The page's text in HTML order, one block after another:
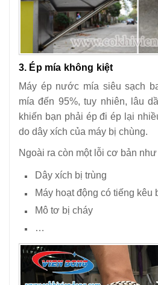
3. Ép mía không kiệt
Máy ép nước mía siêu sạch
mía đến 95%, tuy nhiên, lâu
khiến bạn phải ép đi ép lại
do dây xích của máy bị chùng.
Ngoài ra còn một lỗi cơ bản như
Dây xích bị trùng
Máy hoạt động có tiếng kêu
Mô tơ bị cháy
…